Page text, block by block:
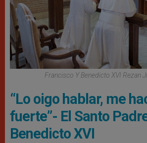
Francisco Y Benedicto XVI Rezan
“Lo oigo hablar, me
fuerte”- El Santo
Benedicto XVI